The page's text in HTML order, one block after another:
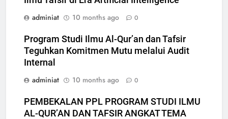
adminiat
10 months ago 0
Program Studi Ilmu Al-Qur’an dan Tafsir
Teguhkan Komitmen Mutu melalui Audit
Internal
adminiat
10 months ago 0
PEMBEKALAN PPL PROGRAM STUDI ILMU
AL-QUR’AN DAN TAFSIR ANGKAT TEMA